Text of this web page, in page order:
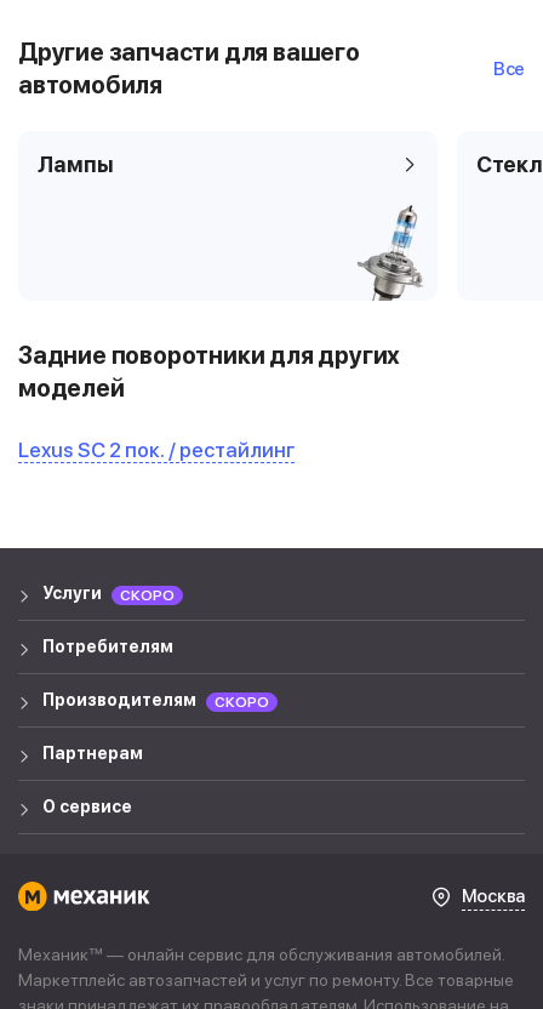
Другие запчасти для вашего
автомобиля
Все
Лампы
Задние поворотники для других
моделей
Lexus SC 2 пок. / рестайлинг
Услуги СКОРО
Потребителям
Производителям СКОРО
Партнерам
О сервисе
Москва
Механик™ — онлайн сервис для обслуживания автомобилей.
Маркетплейс автозапчастей и услуг по ремонту. Все товарные